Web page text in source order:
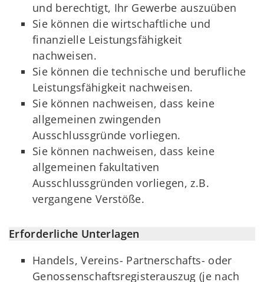
und berechtigt, Ihr Gewerbe auszuüben
Sie können die wirtschaftliche und
finanzielle Leistungsfähigkeit
nachweisen.
Sie können die technische und berufliche
Leistungsfähigkeit nachweisen.
Sie können nachweisen, dass keine
allgemeinen zwingenden
Ausschlussgründe vorliegen.
Sie können nachweisen, dass keine
allgemeinen fakultativen
Ausschlussgründen vorliegen, z.B.
vergangene Verstöße.
Erforderliche Unterlagen
Handels, Vereins- Partnerschafts- oder
Genossenschaftsregisterauszug (je nach